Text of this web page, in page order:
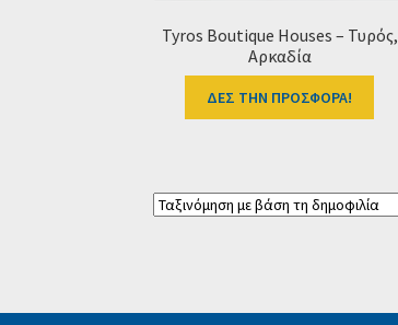
Tyros Boutique Houses – Τυρός,
Αρκαδία
ΔΕΣ ΤΗΝ ΠΡΟΣΦΟΡΑ!